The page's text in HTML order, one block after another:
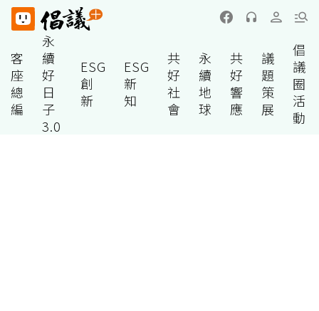
客
座
總
編
永
續
好
日
子
3.0
ESG
創
新
ESG
新
知
共
好
社
會
永
續
地
球
共
好
響
應
議
題
策
展
倡
議
圈
活
動